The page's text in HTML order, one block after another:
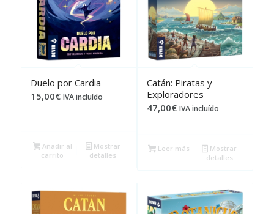
Duelo por Cardia
15,00€ IVA incluído
Añadir al
carrito
Mostrar
detalles
Catán: Piratas y
Exploradores
47,00€ IVA incluído
Leer más
Mostrar
detalles